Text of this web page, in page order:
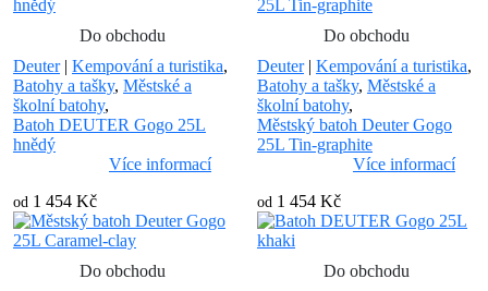
Do obchodu
Deuter| Kempování a turistika,
Batohy a tašky, Městské a
školní batohy,
Batoh DEUTER Gogo 25L
hnědý
Více informací
od 1 454 Kč
Do obchodu
Deuter| Kempování a turistika,
Batohy a tašky, Městské a
školní batohy,
Městský batoh Deuter Gogo
25L Tin-graphite
Více informací
od 1 454 Kč
Do obchodu
Do obchodu